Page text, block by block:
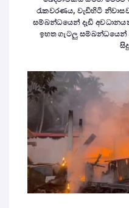
රැකවරණය, වැඩිහිටි
සම්බන්ධයෙන් දැඩි
ඉහත ගැටලු සම්බන්ධයෙන්